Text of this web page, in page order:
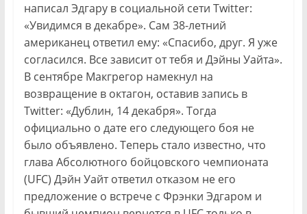
написал Эдгару в социальной сети Twitter:
«Увидимся в декабре». Сам 38-летний
американец ответил ему: «Спасибо, друг. Я уже
согласился. Все зависит от тебя и Дэйны Уайта».
В сентябре Макгрегор намекнул на
возвращение в октагон, оставив запись в
Twitter: «Дублин, 14 декабря». Тогда
официально о дате его следующего боя не
было объявлено. Теперь стало известно, что
глава Абсолютного бойцовского чемпионата
(UFC) Дэйн Уайт ответил отказом не его
предложение о встрече с Фрэнки Эдгаром и